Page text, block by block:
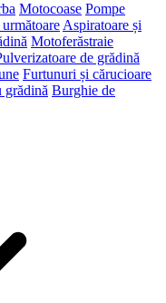
Motocoase Pompe
Aspiratoare și
Motoferăstraie
de grădină
Furtunuri și cărucioare
grădină Burghie de